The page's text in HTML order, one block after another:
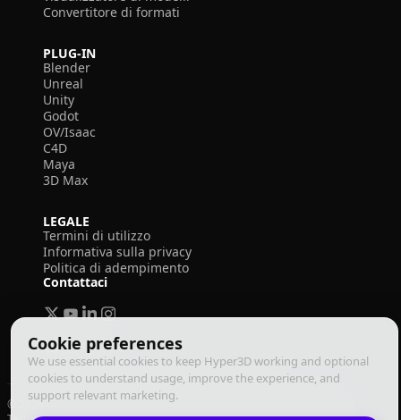
Cookie preferences
We use essential cookies to keep Hyper3D working and optional
cookies to understand usage, improve the experience, and
support relevant marketing.
Convertitore di formati
PLUG-IN
Blender
Unreal
Unity
Godot
OV/Isaac
C4D
Maya
3D Max
LEGALE
Termini di utilizzo
Informativa sulla privacy
Politica di adempimento
Contattaci
© 2026 Deemos Corporation. Tutti i diritti riservati